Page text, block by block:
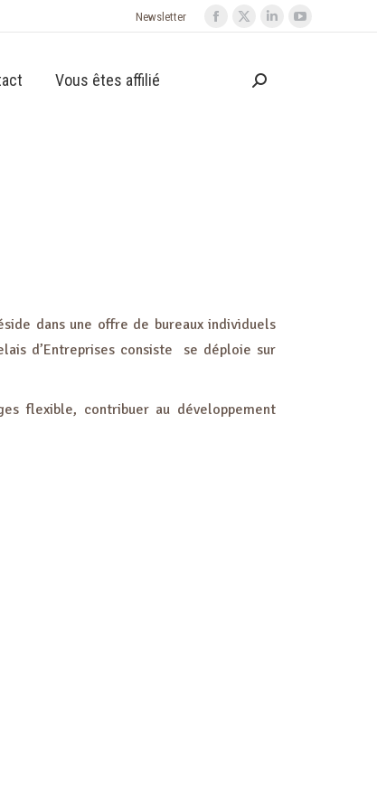
Newsletter
Vous êtes affilié
dans une offre de bureaux individuels
d’Entreprises consiste se déploie sur
flexible, contribuer au développement